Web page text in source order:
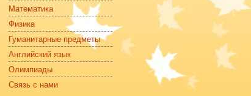
Математика
Физика
Гуманитарные предметы
Английский язык
Олимпиады
Связь с нами